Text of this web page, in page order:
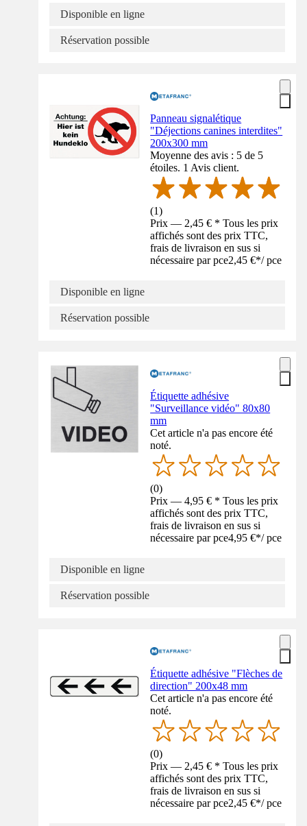
Disponible en ligne
Réservation possible
Panneau signalétique
"Déjections canines interdites"
200x300 mm
Moyenne des avis : 5 de 5
étoiles. 1 Avis client.
(1)
Prix — 2,45 € * Tous les prix
affichés sont des prix TTC,
frais de livraison en sus si
nécessaire par pce2,45 €*/ pce
Disponible en ligne
Réservation possible
Étiquette adhésive
"Surveillance vidéo" 80x80
mm
Cet article n'a pas encore été
noté.
(0)
Prix — 4,95 € * Tous les prix
affichés sont des prix TTC,
frais de livraison en sus si
nécessaire par pce4,95 €*/ pce
Disponible en ligne
Réservation possible
Étiquette adhésive "Flèches de
direction" 200x48 mm
Cet article n'a pas encore été
noté.
(0)
Prix — 2,45 € * Tous les prix
affichés sont des prix TTC,
frais de livraison en sus si
nécessaire par pce2,45 €*/ pce